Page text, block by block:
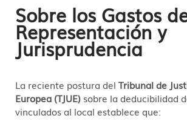
Sobre los Gastos
Representación y
Jurisprudencia
La reciente postura del Tribunal de
Europea (TJUE) sobre la deducibilidad
vinculados al local establece que: